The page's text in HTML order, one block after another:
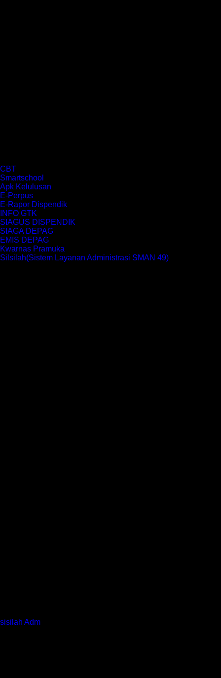
CBT
Smartschool
Apk Kelulusan
E-Perpus
E-Rapor Dispendik
INFO GTK
SIAGUS DISPENDIK
SIAGA DEPAG
EMIS DEPAG
Kwarnas Pramuka
Silsilah(Sistem Layanan Administrasi SMAN 49)
sisilah Adm